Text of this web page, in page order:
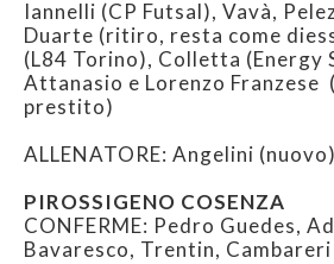
Iannelli (CP Futsal), Vavà,
Duarte (ritiro, resta come
(L84 Torino), Colletta (Energy
Attanasio e Lorenzo Franzese
prestito)
ALLENATORE: Angelini (nuovo)
PIROSSIGENO COSENZA
CONFERME: Pedro Guedes,
Bavaresco, Trentin, Cambareri